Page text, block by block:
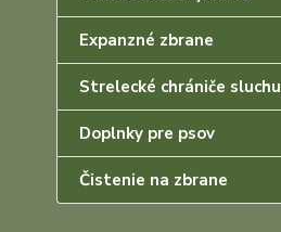
Expanzné zbrane
Strelecké chrániče sluchu
Doplnky pre psov
Čistenie na zbrane